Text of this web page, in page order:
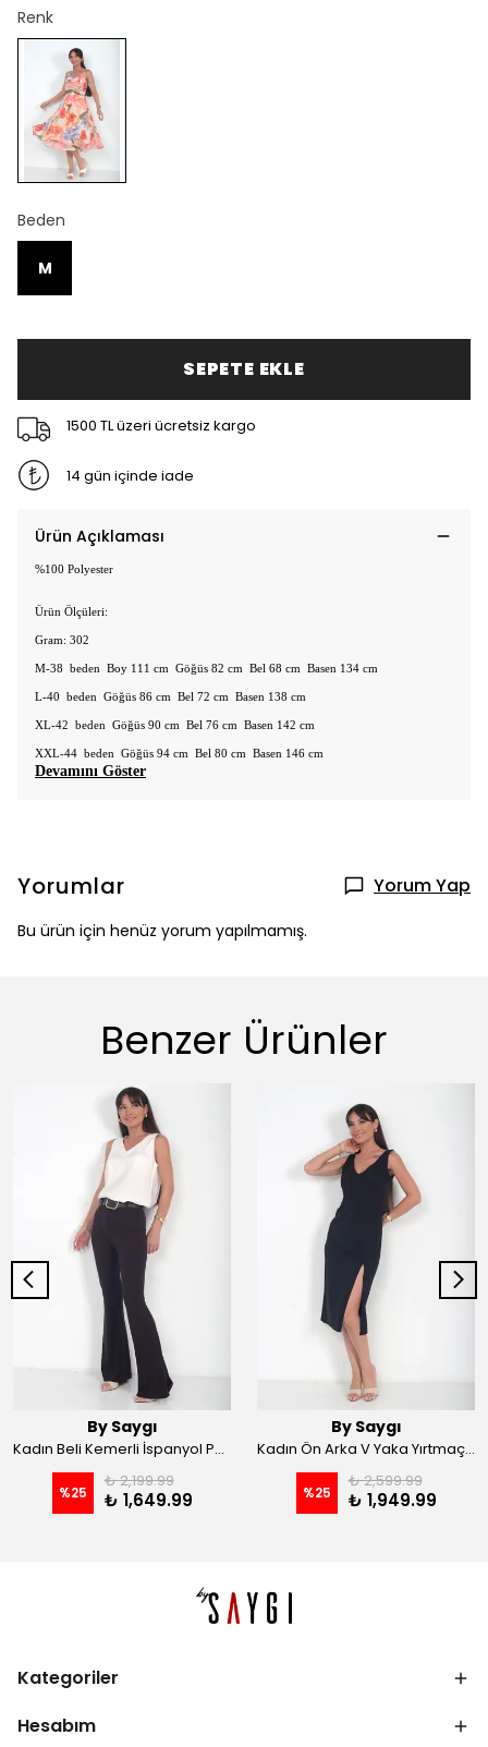
Renk
Beden
M
SEPETE EKLE
1500 TL üzeri ücretsiz kargo
14 gün içinde iade
Ürün Açıklaması
%100 Polyester
Ürün Ölçüleri:
Gram: 302
M-38 beden Boy 111 cm Göğüs 82 cm Bel 68 cm Basen 134 cm
L-40 beden Göğüs 86 cm Bel 72 cm Basen 138 cm
XL-42 beden Göğüs 90 cm Bel 76 cm Basen 142 cm
XXL-44 beden Göğüs 94 cm Bel 80 cm Basen 146 cm
Devamını Göster
Yorumlar Yorum Yap
Bu ürün için henüz yorum yapılmamış.
Benzer Ürünler
By Saygı
Kadın Beli Kemerli İspanyol Paça Likralı Krep Pantolon - Kahve
%25
₺ 2,199.99
₺ 1,649.99
By Saygı
Kadın Ön Arka V Yaka Yırtmaçlı Likralı Scuba Midi Elbise - Siyah
%25
₺ 2,599.99
₺ 1,949.99
Kategoriler
Hesabım